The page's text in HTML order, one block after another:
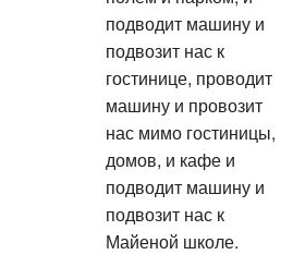
подводит машину и
подвозит нас к
гостинице, проводит
машину и провозит
нас мимо гостиницы,
домов, и кафе и
подводит машину и
подвозит нас к
Майеной школе.